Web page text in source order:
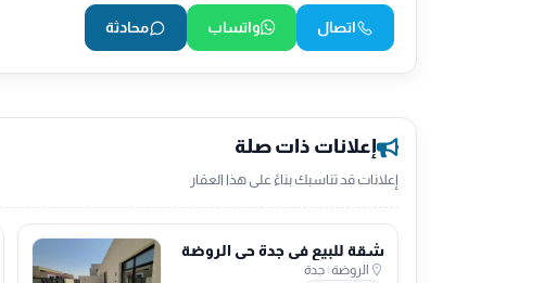
اتصال واتساب محادثة
إعلانات ذات صلة
إعلانات قد تناسبك بناءً على هذا العقار
شقة للبيع في جدة حي الروضة
الروضة| جدة